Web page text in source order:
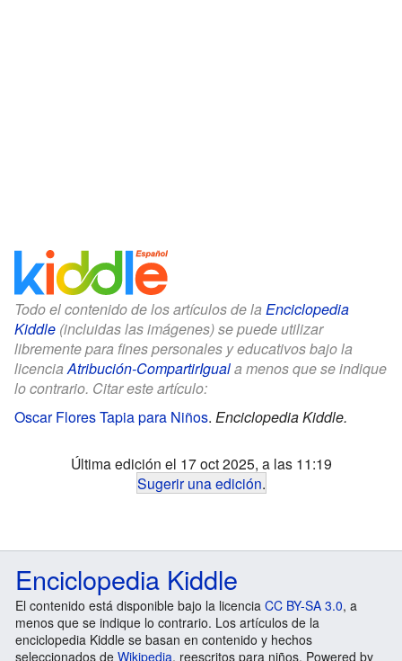
Todo el contenido de los artículos de la Enciclopedia
Kiddle (incluidas las imágenes) se puede utilizar
libremente para fines personales y educativos bajo la
licenciaAtribución-CompartirIguala menos que se indique
lo contrario. Citar este artículo:
Oscar Flores Tapia para Niños. Enciclopedia Kiddle.
Última edición el 17 oct 2025, a las 11:19
Sugerir una edición.
Enciclopedia Kiddle
El contenido está disponible bajo la licencia CC BY-SA 3.0, a
menos que se indique lo contrario. Los artículos de la
enciclopedia Kiddle se basan en contenido y hechos
seleccionados de Wikipedia, reescritos para niños. Powered by